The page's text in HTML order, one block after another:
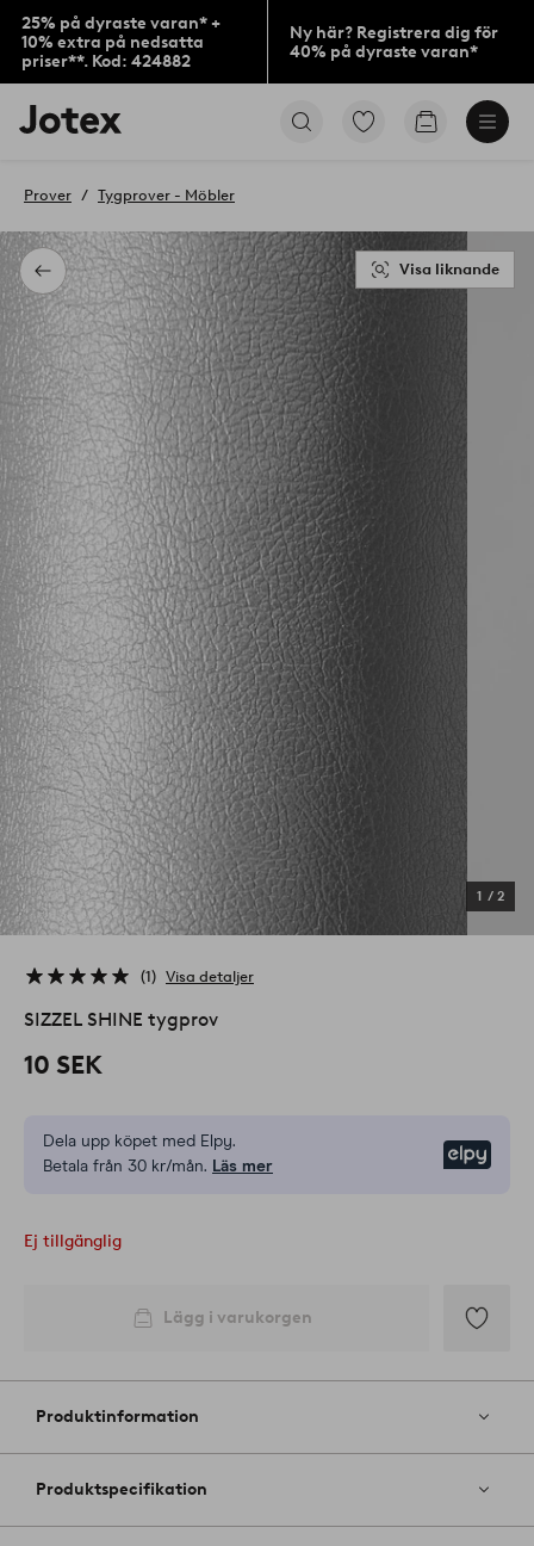
25% på dyraste varan* +
10% extra på nedsatta
priser**. Kod: 424882
Ny här? Registrera dig för
40% på dyraste varan*
Jotex
logotyp
till
Gå
Gå
Tillbaka
Prover Tygprover - Möbler
1 / 2
Visa liknande
1 Visa detaljer
SIZZEL SHINE tygprov
10 SEK
Dela upp köpet med Elpy.
Betala från 30 kr/mån. Läs mer
Ej tillgänglig
Lägg i varukorgen
till
favoriter
Produktinformation
Produktspecifikation